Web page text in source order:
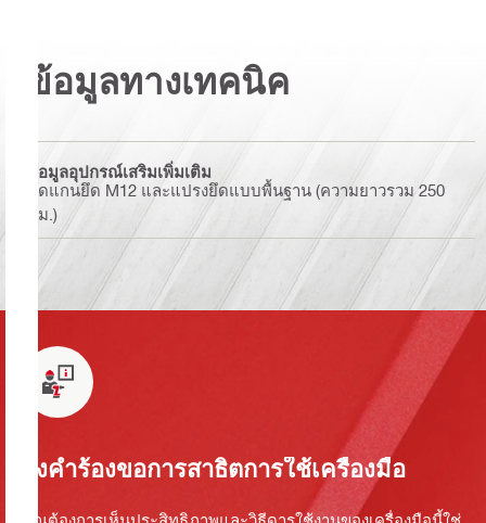
ข้อมูลทางเทคนิค
ข้อมูลอุปกรณ์เสริมเพิ่มเติม
ชุดแกนยึด M12 และแปรงยึดแบบพื้นฐาน (ความยาวรวม 250
มม.)
ส่งคำร้องขอการสาธิตการใช้เครื่องมือ